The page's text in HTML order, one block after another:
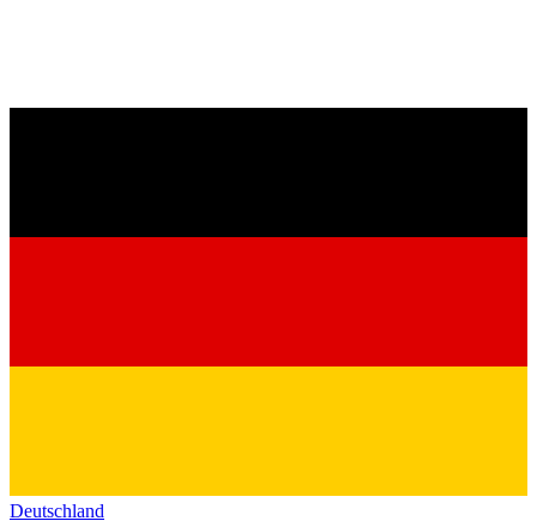
Deutschland